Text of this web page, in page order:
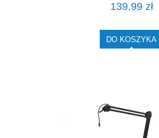
139,99 zł
DO KOSZYKA